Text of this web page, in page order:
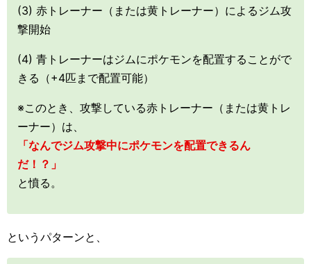
(3) 赤トレーナー（または黄トレーナー）によるジム攻
撃開始
(4) 青トレーナーはジムにポケモンを配置することがで
きる（+4匹まで配置可能）
※このとき、攻撃している赤トレーナー（または黄トレ
ーナー）は、
「なんでジム攻撃中にポケモンを配置できるん
だ！？」
と憤る。
というパターンと、